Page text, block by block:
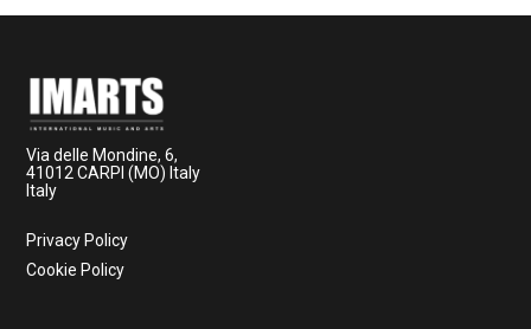
Via delle Mondine, 6,
41012 CARPI (MO) Italy
Italy
Privacy Policy
Cookie Policy